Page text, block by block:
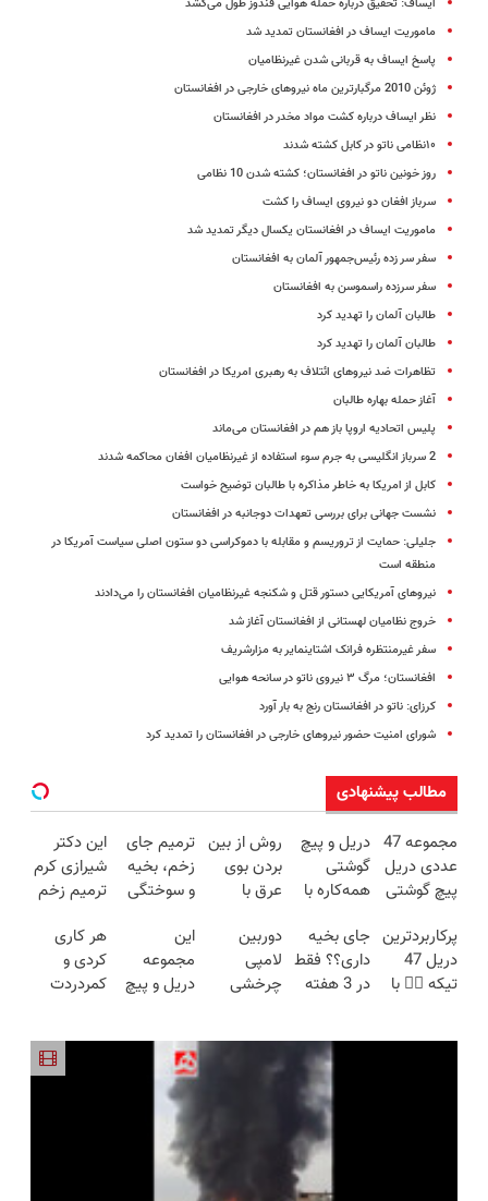
ایساف: تحقیق درباره حمله هوایی قندوز طول می‌کشد
ماموریت ایساف در افغانستان تمدید شد
پاسخ ایساف به قربانی شدن غیرنظامیان
ژوئن 2010 مرگبارترین ماه نیروهای خارجی در افغانستان
نظر ایساف درباره کشت مواد مخدر در افغانستان
۱۰نظامی ناتو در کابل کشته شدند
روز خونین ناتو در افغانستان؛ کشته شدن 10 نظامی
سرباز افغان دو نیروی ایساف را کشت
ماموریت ایساف در افغانستان یکسال دیگر تمدید شد
سفر سر زده رئیس‌جمهور آلمان به افغانستان
سفر سرزده راسموسن به افغانستان
طالبان آلمان را تهدید کرد
طالبان آلمان را تهدید کرد
تظاهرات ضد نیروهای ائتلاف به رهبری امریکا در افغانستان
آغاز حمله بهاره طالبان
پلیس اتحادیه اروپا باز هم در افغانستان می‌ماند
2 سرباز انگلیسی به جرم سوء استفاده از غیرنظامیان افغان محاکمه شدند
کابل از امریکا به خاطر مذاکره با طالبان توضیح خواست
نشست جهانی برای بررسی تعهدات دوجانبه در افغانستان
جلیلی: حمایت از تروریسم و مقابله با دموکراسی دو ستون اصلی سیاست آمریکا در
منطقه است
نیروهای آمریکایی دستور قتل و شکنجه غیرنظامیان افغانستان را می‌دادند
خروج نظامیان لهستانی از افغانستان آغاز شد
سفر غیرمنتظره فرانک اشتاینمایر به مزارشریف
افغانستان؛ مرگ ۳ نیروی ناتو در سانحه هوایی
کرزای: ناتو در افغانستان رنج به بار آورد
شورای امنیت حضور نیروهای خارجی در افغانستان را تمدید کرد
مطالب پیشنهادی
مجموعه 47
عددی دریل
پیچ گوشتی
(تخفیف به
مدت
محدود)
دریل و پیچ
گوشتی
همه‌کاره با
هوشمند ⚙️
(نصف
قیمت بازار
روش از بین
بردن بوی
عرق با
معروف
(فیلم را
ببینید)
ترمیم جای
زخم، بخیه
و سوختگی
هفته!!😍
این دکتر
شیرازی کرم
ترمیم زخم
ساخت!!!
پرکاربردترین
دریل 47
تیکه 👈🏻 با
جای بخیه
داری؟؟ فقط
در 3 هفته
دوربین
لامپی
چرخشی
حراج شد🔥
پرداخت
این
مجموعه
دریل و پیچ
نصف قیمت
بخر!😉
هر کاری
کردی و
کمردردت
پرسشنامه و
دریافت راه